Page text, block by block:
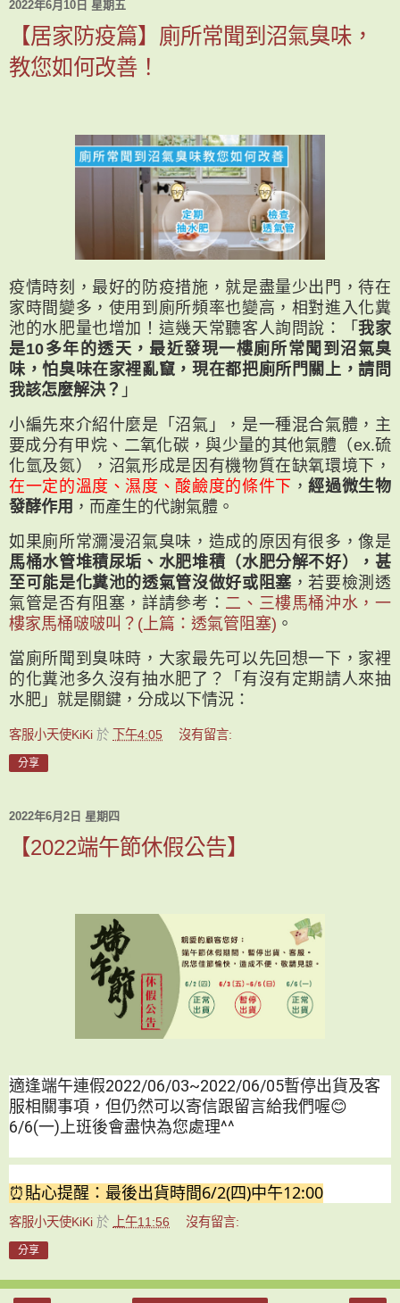
2022年6月10日 星期五
【居家防疫篇】廁所常聞到沼氣臭味，
教您如何改善！
疫情時刻，最好的防疫措施，就是盡量少出門，待在
家時間變多，使用到廁所頻率也變高，相對進入化糞
池的水肥量也增加！這幾天常聽客人詢問說：「我家
是10多年的透天，最近發現一樓廁所常聞到沼氣臭
味，怕臭味在家裡亂竄，現在都把廁所門關上，請問
我該怎麼解決？ 」
小編先來介紹什麼是「沼氣」，是一種混合氣體，主
要成分有甲烷、二氧化碳，與少量的其他氣體（ex.硫
化氫及氮），沼氣形成是因有機物質在缺氧環境下，
在一定的溫度、濕度、酸鹼度的條件下 ，經過微生物
發酵作用 ，而產生的代謝氣體。
如果廁所常瀰漫沼氣臭味，造成的原因有很多，像是
馬桶水管堆積尿垢、水肥堆積（水肥分解不好），甚
至可能是化糞池的透氣管沒做好或阻塞 ，若要檢測透
氣管是否有阻塞，詳請參考： 二、三樓馬桶沖水，一
樓家馬桶啵啵叫？(上篇：透氣管阻塞) 。
當廁所聞到臭味時，大家最先可以先回想一下，家裡
的化糞池多久沒有抽水肥了？「有沒有定期請人來抽
水肥」就是關鍵，分成以下情況：
客服小天使KiKi 於 下午4:05 沒有留言:
分享
2022年6月2日 星期四
【2022端午節休假公告】
適逢端午連假2022/06/03~2022/06/05暫停出貨及客
服相關事項，但仍然可以寄信跟留言給我們喔😊
6/6(一)上班後會盡快為您處理^^
⏰貼心提醒：最後出貨時間6/2(四)中午12:00
客服小天使KiKi 於 上午11:56 沒有留言:
分享